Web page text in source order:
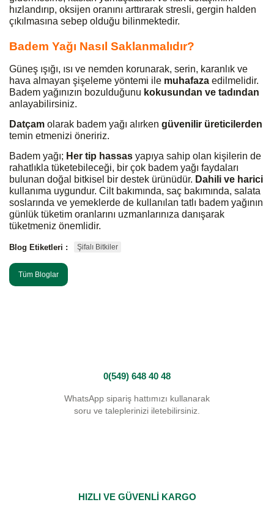
hızlandırıp, oksijen oranını arttırarak stresli, gergin halden
çıkılmasına sebep olduğu bilinmektedir.
Badem Yağı Nasıl Saklanmalıdır?
Güneş ışığı, ısı ve nemden korunarak, serin, karanlık ve
hava almayan şişeleme yöntemi ile muhafaza edilmelidir.
Badem yağınızın bozulduğunu kokusundan ve tadından
anlayabilirsiniz.
Datçam olarak badem yağı alırken güvenilir üreticilerden
temin etmenizi öneririz.
Badem yağı; Her tip hassas yapıya sahip olan kişilerin de
rahatlıkla tüketebileceği, bir çok badem yağı faydaları
bulunan doğal bitkisel bir destek ürünüdür. Dahili ve harici
kullanıma uygundur. Cilt bakımında, saç bakımında, salata
soslarında ve yemeklerde de kullanılan tatlı badem yağının
günlük tüketim oranlarını uzmanlarınıza danışarak
tüketmeniz önemlidir.
Blog Etiketleri : Şifalı Bitkiler
Tüm Bloglar
0(549) 648 40 48
WhatsApp sipariş hattımızı kullanarak
soru ve taleplerinizi iletebilirsiniz.
HIZLI VE GÜVENLİ KARGO